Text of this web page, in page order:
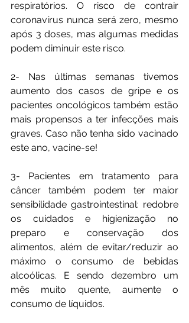
respiratórios. O risco de contrair
coronavírus nunca será zero, mesmo
após 3 doses, mas algumas medidas
podem diminuir este risco.
2- Nas últimas semanas tivemos
aumento dos casos de gripe e os
pacientes oncológicos também estão
mais propensos a ter infecções mais
graves. Caso não tenha sido vacinado
este ano, vacine-se!
3- Pacientes em tratamento para
câncer também podem ter maior
sensibilidade gastrointestinal: redobre
os cuidados e higienização no
preparo e conservação dos
alimentos, além de evitar/reduzir ao
máximo o consumo de bebidas
alcoólicas. E sendo dezembro um
mês muito quente, aumente o
consumo de líquidos.